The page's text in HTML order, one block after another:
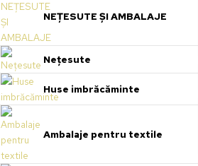
NEȚESUTE ȘI AMBALAJE
Nețesute
Huse imbrăcăminte
Ambalaje pentru textile